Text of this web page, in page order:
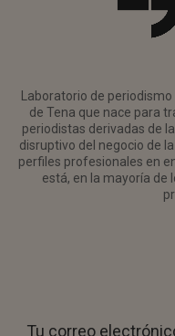
Laboratorio de
de Tena que nace para
periodistas derivadas de
disruptivo del negocio de
perfiles profesionales en
está, en la mayoría de